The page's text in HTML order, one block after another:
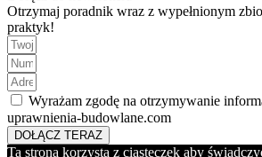
Otrzymaj poradnik wraz z wypełnionym
praktyk!
Wyrażam zgodę na otrzymywanie
uprawnienia-budowlane.com
DOŁĄCZ TERAZ
Ta strona korzysta z ciasteczek aby